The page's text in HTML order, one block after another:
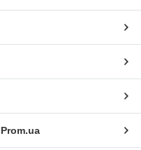
Prom.ua